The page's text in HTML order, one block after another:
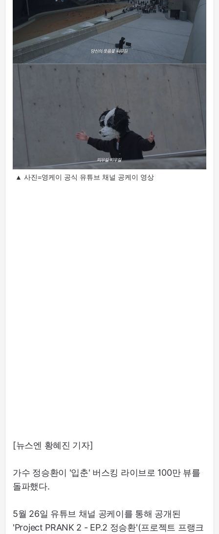
▲ 사진=영케이 공식 유튜브 채널 공케이 영상
[뉴스엔 황혜진 기자]
가수 정승환이 '입춘' 버스킹 라이브로 100만 뷰를
돌파했다.
5월 26일 유튜브 채널 공케이를 통해 공개된
'Project PRANK 2 - EP.2 정승환'(프로젝트 프랭크